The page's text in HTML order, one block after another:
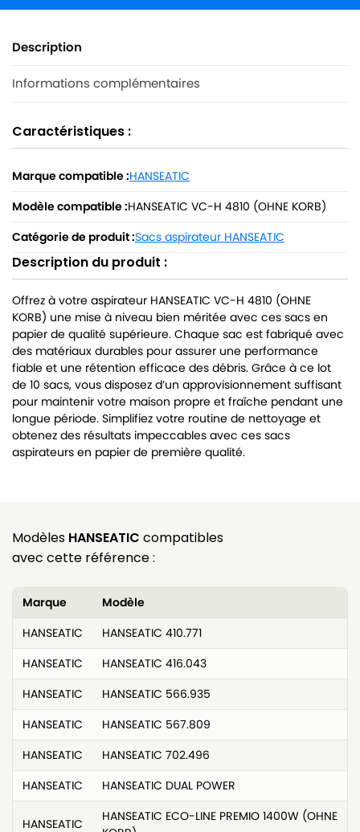
Description
Informations complémentaires
Caractéristiques :
Marque compatible :HANSEATIC
Modèle compatible :HANSEATIC VC-H 4810 (OHNE KORB)
Catégorie de produit :Sacs aspirateur HANSEATIC
Description du produit :
Offrez à votre aspirateur HANSEATIC VC-H 4810 (OHNE
KORB) une mise à niveau bien méritée avec ces sacs en
papier de qualité supérieure. Chaque sac est fabriqué avec
des matériaux durables pour assurer une performance
fiable et une rétention efficace des débris. Grâce à ce lot
de 10 sacs, vous disposez d’un approvisionnement suffisant
pour maintenir votre maison propre et fraîche pendant une
longue période. Simplifiez votre routine de nettoyage et
obtenez des résultats impeccables avec ces sacs
aspirateurs en papier de première qualité.
Modèles HANSEATIC compatibles
avec cette référence :
Marque
Modèle
HANSEATIC
HANSEATIC 410.771
HANSEATIC
HANSEATIC 416.043
HANSEATIC
HANSEATIC 566.935
HANSEATIC
HANSEATIC 567.809
HANSEATIC
HANSEATIC 702.496
HANSEATIC
HANSEATIC DUAL POWER
HANSEATIC
HANSEATIC ECO-LINE PREMIO 1400W (OHNE